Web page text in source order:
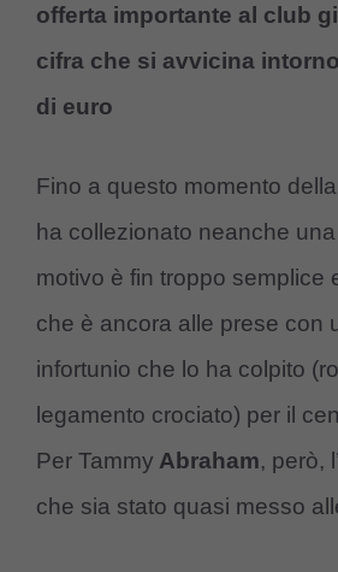
offerta importante al club
cifra che si avvicina
di euro
Fino a questo momento
ha collezionato neanche
motivo è fin troppo semplice
che è ancora alle prese con
infortunio che lo ha colpito
legamento crociato) per il
Per Tammy Abraham, però,
che sia stato quasi messo